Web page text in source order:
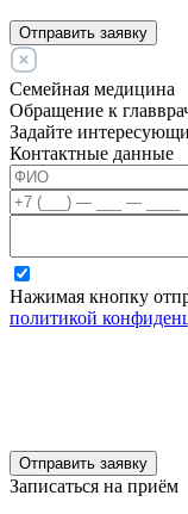
Отправить заявку
Семейная медицина
Обращение к
Задайте
Контактные данные
Нажимая кнопку
политикой
Отправить заявку
Записаться на приём